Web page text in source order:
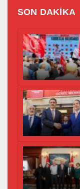
SON DAKİKA